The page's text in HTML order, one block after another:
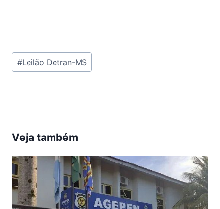
Tags
do
#Leilão Detran-MS
Veja também